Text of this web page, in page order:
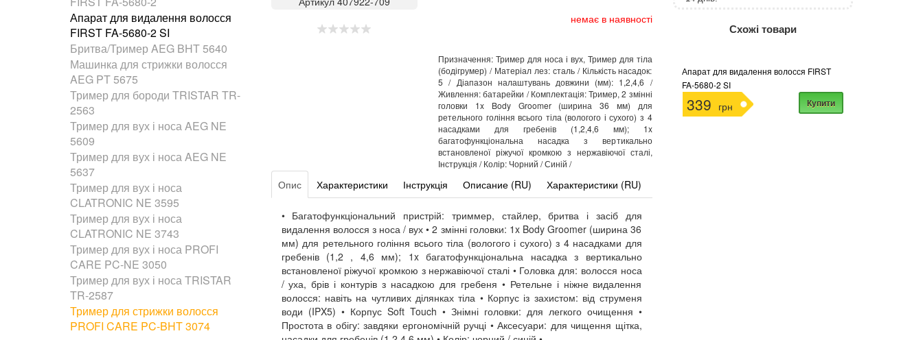
Апарат для видалення волосся
FIRST FA-5680-2 SI
Бритва/Тример AEG BHT 5640
Машинка для стрижки волосся
AEG PT 5675
Тример для бороди TRISTAR TR-
2563
Тример для вух і носа AEG NE
5609
Тример для вух і носа AEG NE
5637
Тример для вух і носа
CLATRONIC NE 3595
Тример для вух і носа
CLATRONIC NE 3743
Тример для вух і носа PROFI
CARE PC-NE 3050
Тример для вух і носа TRISTAR
TR-2587
Тример для стрижки волосся
PROFI CARE PC-BHT 3074
немає в наявності
Призначення: Тример для носа і вух, Тример для тіла
(бодігрумер) / Матеріал лез: сталь / Кількість насадок:
5 / Діапазон налаштувань довжини (мм): 1,2,4,6 /
Живлення: батарейки / Комплектація: Тример, 2 змінні
головки 1x Body Groomer (ширина 36 мм) для
ретельного гоління всього тіла (вологого і сухого) з 4
насадками для гребенів (1,2,4,6 мм); 1x
багатофункціональна насадка з вертикально
встановленої ріжучої кромкою з нержавіючої сталі,
Інструкція / Колір: Чорний / Синій /
Опис Характеристики Інструкція Описание (RU) Характеристики (RU)
• Багатофункціональний пристрій: триммер, стайлер, бритва і засіб для
видалення волосся з носа / вух • 2 змінні головки: 1x Body Groomer (ширина 36
мм) для ретельного гоління всього тіла (вологого і сухого) з 4 насадками для
гребенів (1,2 , 4,6 мм); 1x багатофункціональна насадка з вертикально
встановленої ріжучої кромкою з нержавіючої сталі • Головка для: волосся носа
/ уха, брів і контурів з насадкою для гребеня • Ретельне і ніжне видалення
волосся: навіть на чутливих ділянках тіла • Корпус із захистом: від струменя
води (IPX5) • Корпус Soft Touch • Знімні головки: для легкого очищення •
Простота в обігу: завдяки ергономічній ручці • Аксесуари: для чищення щітка,
Схожі товари
Апарат для видалення волосся FIRST
FA-5680-2 SI
339 грн Купити